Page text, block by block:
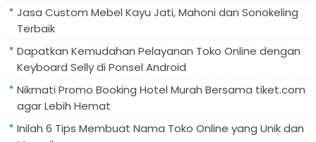
Jasa Custom Mebel Kayu Jati, Mahoni dan Sonokeling
Terbaik
Dapatkan Kemudahan Pelayanan Toko Online dengan
Keyboard Selly di Ponsel Android
Nikmati Promo Booking Hotel Murah Bersama tiket.com
agar Lebih Hemat
Inilah 6 Tips Membuat Nama Toko Online yang Unik dan